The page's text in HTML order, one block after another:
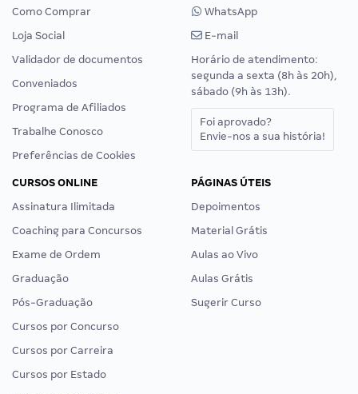
Como Comprar
Loja Social
Validador de documentos
Conveniados
Programa de Afiliados
Trabalhe Conosco
Preferências de Cookies
WhatsApp
E-mail
Horário de atendimento:
segunda a sexta (8h às 20h),
sábado (9h às 13h).
Foi aprovado?
Envie-nos a sua história!
CURSOS ONLINE
Assinatura Ilimitada
Coaching para Concursos
Exame de Ordem
Graduação
Pós-Graduação
Cursos por Concurso
Cursos por Carreira
Cursos por Estado
PÁGINAS ÚTEIS
Depoimentos
Material Grátis
Aulas ao Vivo
Aulas Grátis
Sugerir Curso